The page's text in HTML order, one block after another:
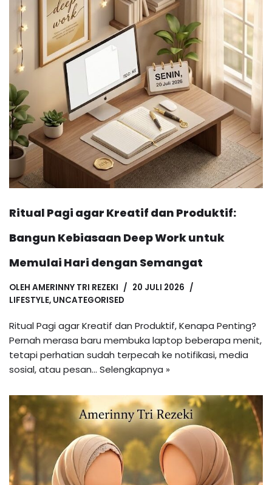
Ritual Pagi agar Kreatif dan Produktif:
Bangun Kebiasaan Deep Work untuk
Memulai Hari dengan Semangat
OLEH AMERINNY TRI REZEKI
20 JULI 2026
LIFESTYLE, UNCATEGORISED
Ritual Pagi agar Kreatif dan Produktif, Kenapa Penting?
Pernah merasa baru membuka laptop beberapa menit,
tetapi perhatian sudah terpecah ke notifikasi, media
sosial, atau pesan… Selengkapnya »